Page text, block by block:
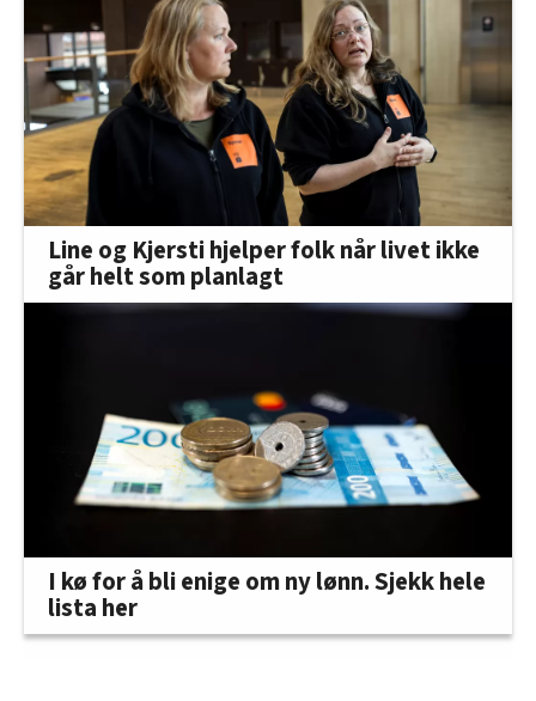
Line og Kjersti hjelper folk når livet ikke
går helt som planlagt
I kø for å bli enige om ny lønn. Sjekk hele
lista her